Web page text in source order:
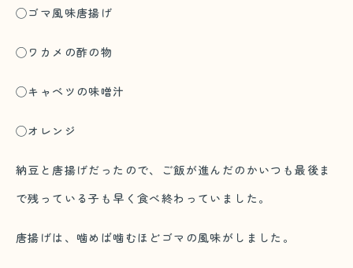
◯ゴマ風味唐揚げ
◯ワカメの酢の物
◯キャベツの味噌汁
◯オレンジ
納豆と唐揚げだったので、ご飯が進んだのかいつも最後ま
で残っている子も早く食べ終わっていました。
唐揚げは、噛めば噛むほどゴマの風味がしました。